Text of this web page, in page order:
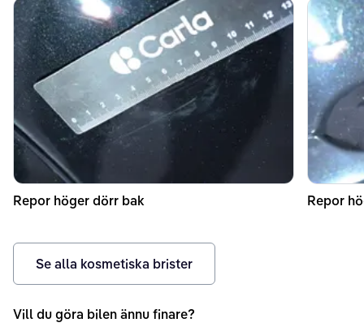
Repor höger dörr bak Repor
Se alla kosmetiska brister
Vill du göra bilen ännu finare?